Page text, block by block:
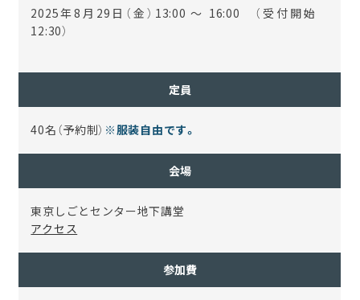
2025年8月29日（金）13:00 ～ 16:00 （受付開始
12:30）
定員
40名（予約制） ※服装自由です。
会場
東京しごとセンター地下講堂
アクセス
参加費